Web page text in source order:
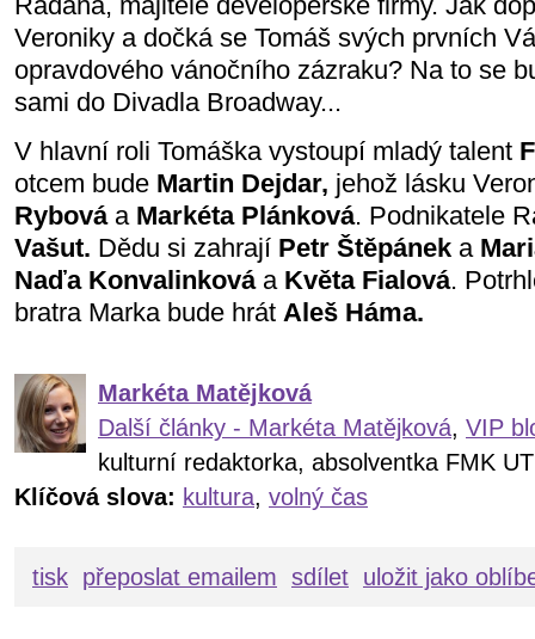
Veroniky a dočká se Tomáš svých prvních
opravdového vánočního zázraku? Na to se
sami do Divadla Broadway...
V hlavní roli Tomáška vystoupí mladý talent
otcem bude Martin Dejdar, jehož lásku
Rybová a Markéta Plánková. Podnikatele
Vašut. Dědu si zahrají Petr Štěpánek a
Naďa Konvalinková a Květa Fialová.
bratra Marka bude hrát Aleš Háma.
Markéta Matějková
Další články - Markéta Matějková, VIP
kulturní redaktorka, absolventka FMK
Klíčová slova: kultura, volný čas
tisk přeposlat emailem sdílet uložit jako